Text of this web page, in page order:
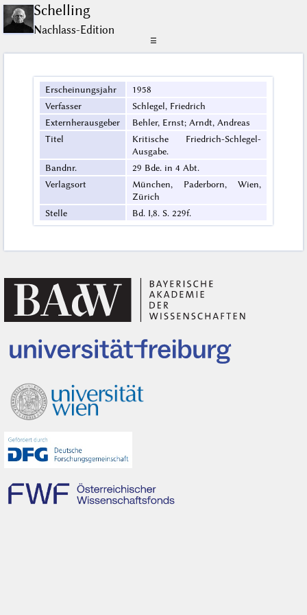
Schelling
Nachlass-Edition
☰
Erscheinungsjahr
1958
Verfasser
Schlegel, Friedrich
Externherausgeber
Behler, Ernst; Arndt, Andreas
Titel
Kritische Friedrich-Schlegel-
Ausgabe.
Bandnr.
29 Bde. in 4 Abt.
Verlagsort
München, Paderborn, Wien,
Zürich
Stelle
Bd. I,8. S. 229f.